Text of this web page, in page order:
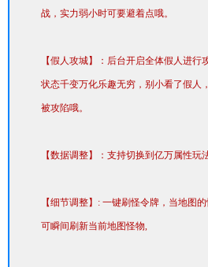
战，实力弱小时可要避着点哦。
【假人攻城】：后台开启全体假人进
状态千变万化乐趣无穷，别小看了假人
被攻陷哦。
【数据调整】：支持切换到亿万属性
【细节调整】: 一键刷怪令牌，当地图
可瞬间刷新当前地图怪物,